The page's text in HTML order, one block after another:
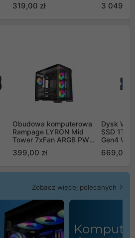
Push Pull (2szt)
319,00 zł
GB2050S)
3 049,00
Obudowa komputerowa
Rampage LYRON Mid
Tower 7xFan ARGB PWM
399,00 zł
Dysk WD
SSD 1TB
Gen4
669,00
Zobacz więcej polecanych